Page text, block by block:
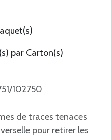
par Carton(s)
102750
de traces tenaces
pour retirer les